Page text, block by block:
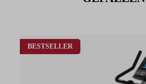
Produktgalerie überspringen
BESTSELLER